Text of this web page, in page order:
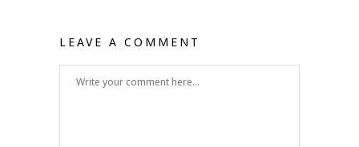
LEAVE A COMMENT